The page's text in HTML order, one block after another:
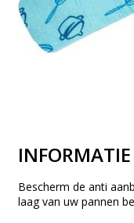
INFORMATIE
Bescherm de anti
laag van uw pannen